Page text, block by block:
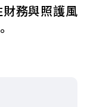
務與照護風